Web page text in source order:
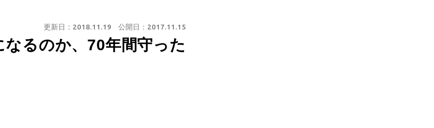
るのか、70年間守った
更新日： 2018.11.19 公開日： 2017.11.15